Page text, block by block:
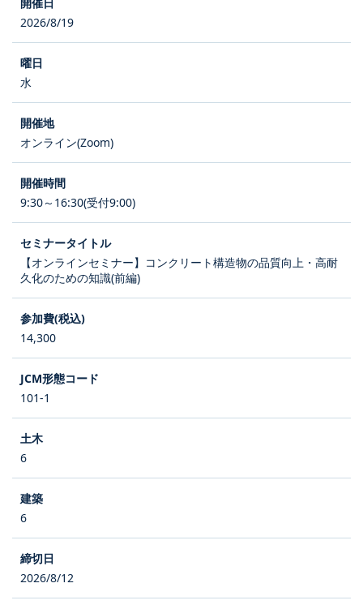
2026/8/19
水
オンライン(Zoom)
9:30～16:30(受付9:00)
【オンラインセミナー】コンクリート構造物の品質向上・高耐
久化のための知識(前編)
14,300
101-1
6
6
2026/8/12